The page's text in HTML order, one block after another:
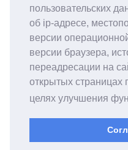
пользовательских
об ip-адресе,
версии
версии браузера,
переадресации на
открытых страницах
целях улучшения фун